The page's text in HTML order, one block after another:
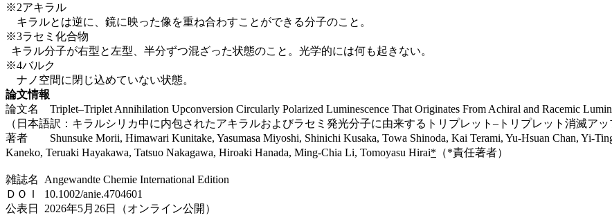
※2アキラル
キラルとは逆に、鏡に映った像を重ね合わすことができる分子のこと。
※3ラセミ化合物
キラル分子が右型と左型、半分ずつ混ざった状態のこと。光学的には何も起きない。
※4バルク
ナノ空間に閉じ込めていない状態。
論文情報
論文名 Triplet–Triplet Annihilation Upconversion Circularly Polarized Luminescence That Originates From Achiral and Racemic
（日本語訳：キラルシリカ中に内包されたアキラルおよびラセミ発光分子に由来するトリプレット–トリプレット消滅アッ
著者 Shunsuke Morii, Himawari Kunitake, Yasumasa Miyoshi, Shinichi Kusaka, Towa Shinoda, Kai Terami, Yu-Hsuan Chan, Yi-
Kaneko, Teruaki Hayakawa, Tatsuo Nakagawa, Hiroaki Hanada, Ming-Chia Li, Tomoyasu Hirai* （*責任著者）
雑誌名 Angewandte Chemie International Edition
ＤＯＩ 10.1002/anie.4704601
公表日 2026年5月26日（オンライン公開）